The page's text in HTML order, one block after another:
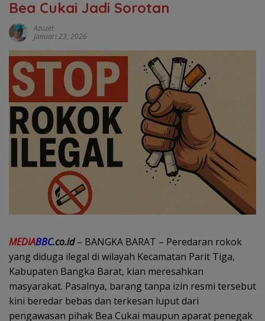
Bea Cukai Jadi Sorotan
Azuzet
Januari 23, 2026
MEDIABBC.co.id– BANGKA BARAT – Peredaran rokok
yang diduga ilegal di wilayah Kecamatan Parit Tiga,
Kabupaten Bangka Barat, kian meresahkan
masyarakat. Pasalnya, barang tanpa izin resmi tersebut
kini beredar bebas dan terkesan luput dari
pengawasan pihak Bea Cukai maupun aparat penegak